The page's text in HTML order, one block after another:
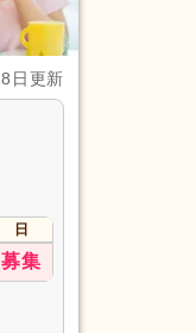
日更新
日
募集